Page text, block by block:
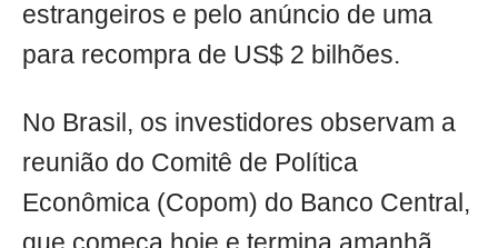
estrangeiros e pelo anúncio de uma
para recompra de US$ 2 bilhões.
No Brasil, os investidores observam a
reunião do Comitê de Política
Econômica (Copom) do Banco Central,